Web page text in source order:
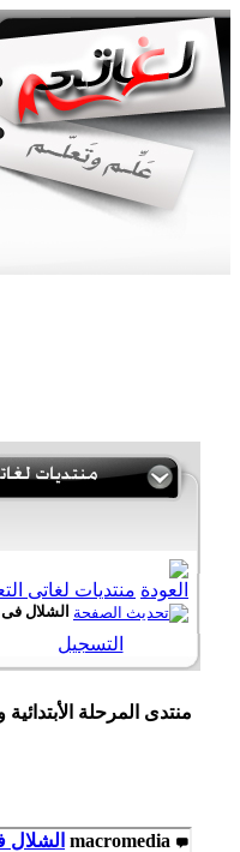
منتديات لغاتى
الشلال فى
التسجيل
منتدى المرحلة
macromedia الشلال